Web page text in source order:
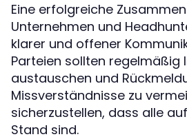
Eine erfolgreiche
Unternehmen und
klarer und offener
Parteien sollten regelmäßig
austauschen und
Missverständnisse zu
sicherzustellen, dass alle
Stand sind.